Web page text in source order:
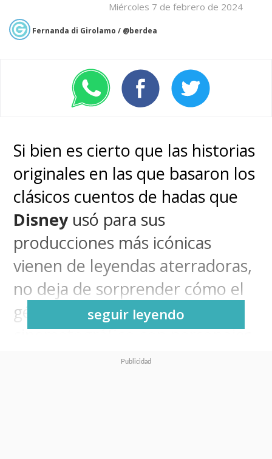
Miércoles 7 de febrero de 2024
Fernanda di Girolamo / @berdea
Si bien es cierto que las historias
originales en las que basaron los
clásicos cuentos de hadas que
Disneyusó para sus
producciones más icónicas
vienen de leyendas aterradoras,
no deja de sorprender cómo el
género de horror
cinematográfico con personajes
de dominio público no ha hecho
seguir leyendo